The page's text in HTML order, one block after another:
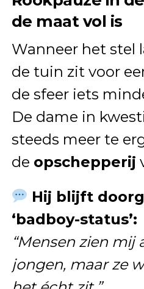
de maat vol is
Wanneer het stel
de tuin zit voor
de sfeer iets
De dame in
steeds meer te
de opschepperij
Hij blijft
‘badboy-status’:
“Mensen zien mij
jongen, maar ze